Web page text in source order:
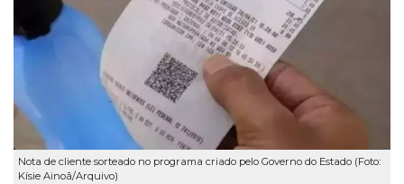
Nota de cliente sorteado no programa criado pelo Governo do Estado (Foto:
Kísie Ainoã/Arquivo)